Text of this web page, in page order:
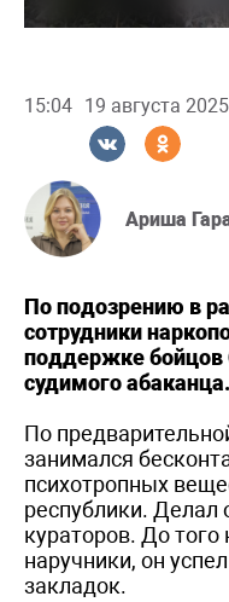
15:04 19 августа 2025
Ариша
По подозрению в
сотрудники
поддержке
судимого абаканца.
По
занимался
психотропных
республики. Делал
кураторов. До
наручники, он
закладок.